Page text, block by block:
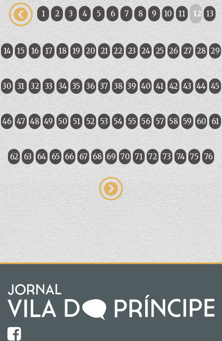
1 2 3 4 5 6 7 8 9 10 11 12 13
14 15 16 17 18 19 20 21 22 23 24 25 26 27 28 29
30 31 32 33 34 35 36 37 38 39 40 41 42 43 44 45
46 47 48 49 50 51 52 53 54 55 56 57 58 59 60 61
62 63 64 65 66 67 68 69 70 71 72 73 74 75 76